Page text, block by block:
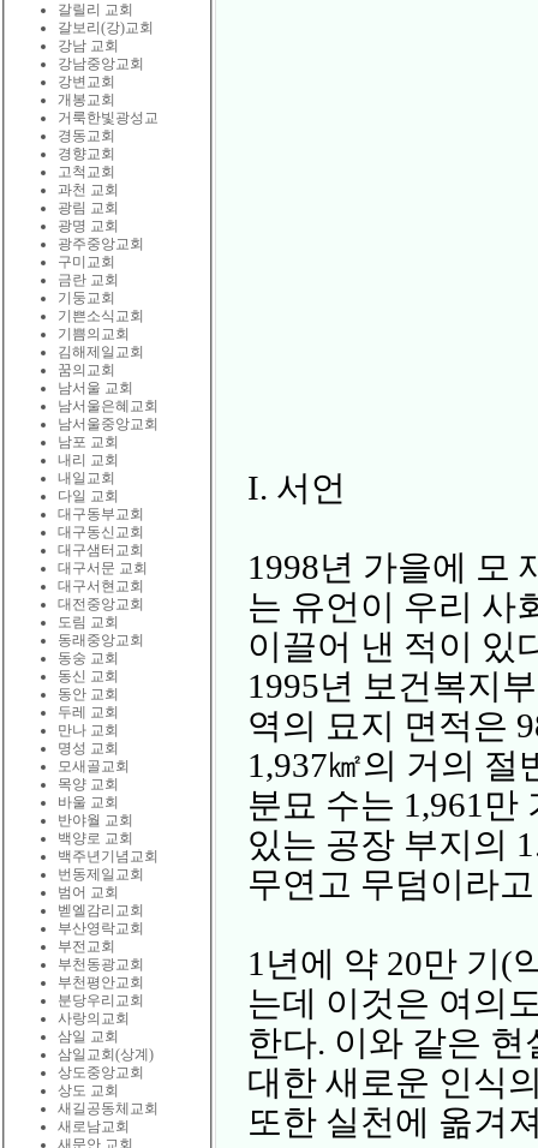
갈릴리 교회
갈보리(강)교회
강남 교회
강남중앙교회
강변교회
개봉교회
거룩한빛광성교
경동교회
경향교회
고척교회
과천 교회
광림 교회
광명 교회
광주중앙교회
구미교회
금란 교회
기둥교회
기쁜소식교회
기쁨의교회
김해제일교회
꿈의교회
남서울 교회
남서울은혜교회
남서울중앙교회
남포 교회
내리 교회
내일교회
다일 교회
대구동부교회
대구동신교회
대구샘터교회
대구서문 교회
대구서현교회
대전중앙교회
도림 교회
동래중앙교회
동숭 교회
동신 교회
동안 교회
두레 교회
만나 교회
명성 교회
모새골교회
목양 교회
바울 교회
반야월 교회
백양로 교회
백주년기념교회
번동제일교회
범어 교회
벧엘감리교회
부산영락교회
부전교회
부천동광교회
부천평안교회
분당우리교회
사랑의교회
삼일 교회
삼일교회(상계)
상도중앙교회
상도 교회
새길공동체교회
새로남교회
새문안 교회
I. 서언
1998년 가을에 모
는 유언이 우리 사
이끌어 낸 적이 있
1995년 보건복지
역의 묘지 면적은
1,937㎢의 거의 절
분묘 수는 1,961만
있는 공장 부지의
무연고 무덤이라
1년에 약 20만 기(
는데 이것은 여의
한다. 이와 같은
대한 새로운 인식
또한 실천에 옮겨